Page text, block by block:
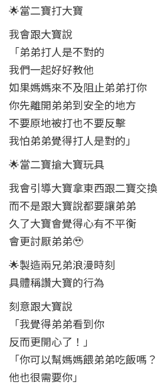
🌟當二寶打大寶
我會跟大寶說
「弟弟打人是不對的
我們一起好好教他
如果媽媽來不及阻止弟弟打你
你先離開弟弟到安全的地方
不要原地被打也不要反擊
我怕弟弟覺得打人是對的」
🌟當二寶搶大寶玩具
我會引導大寶拿東西跟二寶交換
而不是跟大寶說都要讓弟弟
久了大寶會覺得心有不平衡
會更討厭弟弟🥹
🌟製造兩兄弟浪漫時刻
具體稱讚大寶的行為
刻意跟大寶說
「我覺得弟弟看到你
反而更開心了！」
「你可以幫媽媽餵弟弟吃飯嗎？
他也很需要你」